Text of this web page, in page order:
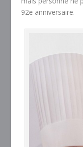
92e anniversaire.